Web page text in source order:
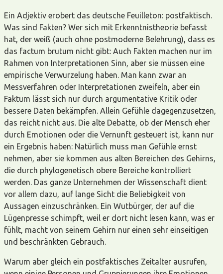
Ein Adjektiv erobert das deutsche Feuilleton: postfaktisch.
Was sind Fakten? Wer sich mit Erkenntnistheorie befasst
hat, der weiß (auch ohne postmoderne Belehrung), dass es
das factum brutum nicht gibt: Auch Fakten machen nur im
Rahmen von Interpretationen Sinn, aber sie müssen eine
empirische Verwurzelung haben. Man kann zwar an
Messverfahren oder Interpretationen zweifeln, aber ein
Faktum lässt sich nur durch argumentative Kritik oder
bessere Daten bekämpfen. Allein Gefühle dagegenzusetzen,
das reicht nicht aus. Die alte Debatte, ob der Mensch eher
durch Emotionen oder die Vernunft gesteuert ist, kann nur
ein Ergebnis haben: Natürlich muss man Gefühle ernst
nehmen, aber sie kommen aus alten Bereichen des Gehirns,
die durch phylogenetisch obere Bereiche kontrolliert
werden. Das ganze Unternehmen der Wissenschaft dient
vor allem dazu, auf lange Sicht die Beliebigkeit von
Aussagen einzuschränken. Ein Wutbürger, der auf die
Lügenpresse schimpft, weil er dort nicht lesen kann, was er
fühlt, macht von seinem Gehirn nur einen sehr einseitigen
und beschränkten Gebrauch.
Warum aber gleich ein postfaktisches Zeitalter ausrufen,